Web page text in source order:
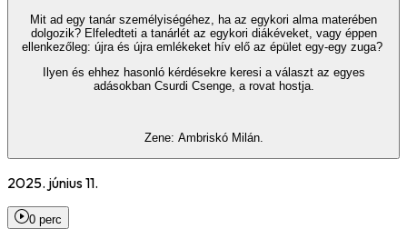
Mit ad egy tanár személyiségéhez, ha az egykori alma materében
dolgozik? Elfeledteti a tanárlét az egykori diákéveket, vagy éppen
ellenkezőleg: újra és újra emlékeket hív elő az épület egy-egy zuga?
Ilyen és ehhez hasonló kérdésekre keresi a választ az egyes
adásokban Csurdi Csenge, a rovat hostja.
Zene: Ambriskó Milán.
2025. június 11.
0 perc